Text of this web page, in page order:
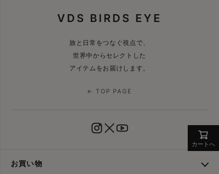
カートへ
VDS BIRDS EYE
旅と日常をつなぐ視点で、
世界中からセレクトした
アイテムをお届けします。
← TOP PAGE
お買い物